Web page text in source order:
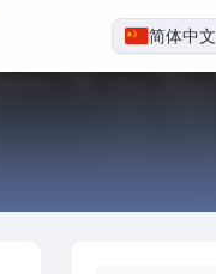
简体中文